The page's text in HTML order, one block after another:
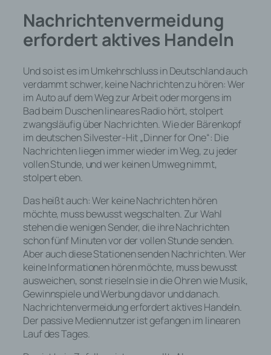
Nachrichtenvermeidung
erfordert aktives Handeln
Und so ist es im Umkehrschluss in Deutschland auch
verdammt schwer, keine Nachrichten zu hören: Wer
im Auto auf dem Weg zur Arbeit oder morgens im
Bad beim Duschen lineares Radio hört, stolpert
zwangsläufig über Nachrichten. Wie der Bärenkopf
im deutschen Silvester-Hit „Dinner for One“: Die
Nachrichten liegen immer wieder im Weg, zu jeder
vollen Stunde, und wer keinen Umweg nimmt,
stolpert eben.
Das heißt auch: Wer keine Nachrichten hören
möchte, muss bewusst wegschalten. Zur Wahl
stehen die wenigen Sender, die ihre Nachrichten
schon fünf Minuten vor der vollen Stunde senden.
Aber auch diese Stationen senden Nachrichten. Wer
keine Informationen hören möchte, muss bewusst
ausweichen, sonst rieseln sie in die Ohren wie Musik,
Gewinnspiele und Werbung davor und danach.
Nachrichtenvermeidung erfordert aktives Handeln.
Der passive Mediennutzer ist gefangen im linearen
Lauf des Tages.